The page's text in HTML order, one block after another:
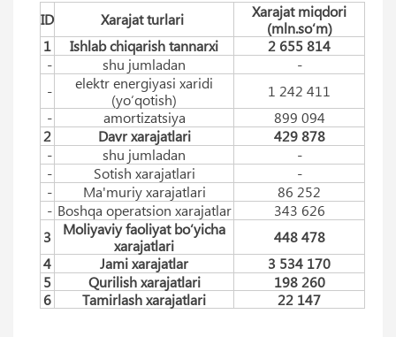
ID Xarajat turlari
Xarajat miqdori
(mln.so‘m)
1
Ishlab chiqarish tannarxi
2 655 814
-
shu jumladan
-
-
elektr energiyasi xaridi
(yo‘qotish)
1 242 411
-
amortizatsiya
899 094
2
Davr xarajatlari
429 878
-
shu jumladan
-
-
Sotish xarajatlari
-
-
Ma'muriy xarajatlari
86 252
- Boshqa operatsion xarajatlar
343 626
3
Moliyaviy faoliyat bo‘yicha
xarajatlari
448 478
4
Jami xarajatlar
3 534 170
5
Qurilish xarajatlari
198 260
6
Tamirlash xarajatlari 22 147